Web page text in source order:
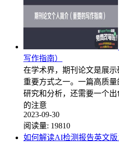
写作指南）
在学术界，期刊论文是展
重要方式之一。一篇高质
研究和分析，还需要一个
的注意
2023-09-30
阅读量: 19810
如何解读AI检测报告英文